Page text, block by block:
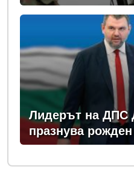
зона на
Лидерът на ДПС
празнува